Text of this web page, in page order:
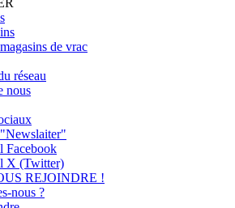
de vrac
réseau
nous
Facebook
X (Twitter)
REJOINDRE !
nous ?